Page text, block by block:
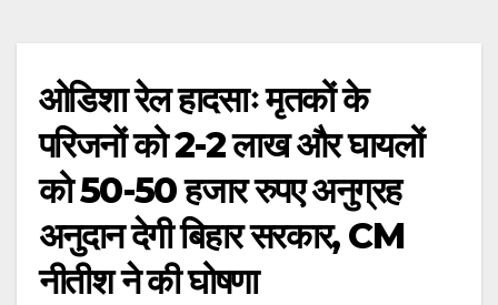
ओडिशा रेल हादसाः मृतकों के
परिजनों को 2-2 लाख और घायलों
को 50-50 हजार रुपए अनुग्रह
अनुदान देगी बिहार सरकार, CM
नीतीश ने की घोषणा